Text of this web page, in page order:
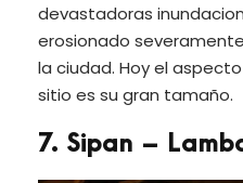
devastadoras
erosionado
la ciudad. Hoy el
sitio es su gran tamaño.
7. Sipan –